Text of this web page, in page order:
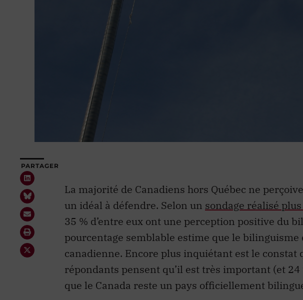
PARTAGER
La majorité de Canadiens hors Québec ne
un idéal à défendre. Selon un sondage réalisé
35 % d’entre eux ont une perception positive du
pourcentage semblable estime que le
canadienne. Encore plus inquiétant est le constat
répondants pensent qu’il est très important (et
que le Canada reste un pays officiellement